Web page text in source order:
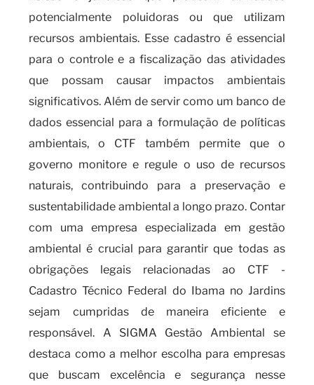
potencialmente poluidoras ou que utilizam
recursos ambientais. Esse cadastro é essencial
para o controle e a fiscalização das atividades
que possam causar impactos ambientais
significativos. Além de servir como um banco de
dados essencial para a formulação de políticas
ambientais, o CTF também permite que o
governo monitore e regule o uso de recursos
naturais, contribuindo para a preservação e
sustentabilidade ambiental a longo prazo. Contar
com uma empresa especializada em gestão
ambiental é crucial para garantir que todas as
obrigações legais relacionadas ao CTF -
Cadastro Técnico Federal do Ibama no Jardins
sejam cumpridas de maneira eficiente e
responsável. A SIGMA Gestão Ambiental se
destaca como a melhor escolha para empresas
que buscam excelência e segurança nesse